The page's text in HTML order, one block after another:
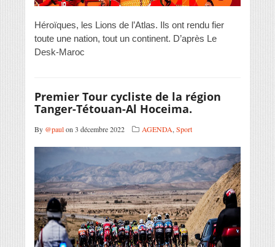
Héroïques, les Lions de l’Atlas. Ils ont rendu fier
toute une nation, tout un continent. D’après Le
Desk-Maroc
Premier Tour cycliste de la région
Tanger-Tétouan-Al Hoceima.
By @paulon 3 décembre 2022 AGENDA, Sport